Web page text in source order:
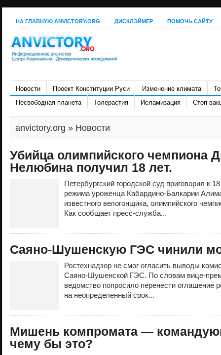
НА ГЛАВНУЮ ANVICTORY.ORG ДИСКЛЭЙМЕР ПОМОЧЬ САЙТУ
Новости Проект Конституции Руси Изменение климата
Несвободная планета
Толерастия Исламизация Стоп
anvictory.org » Новости
Убийца олимпийского чемпиона
Нелюбина получил 18 лет.
Петербургский городской суд приговорил к
режима уроженца Кабардино-Балкарии
известного велогонщика, олимпийского
Как сообщает пресс-служба...
Саяно-Шушенскую ГЭС чинили
Ростехнадзор не смог огласить выводы
Саяно-Шушенской ГЭС. По словам вице-
ведомство попросило перенести оглашение
на неопределенный срок...
Мишень компромата —
чему бы это?